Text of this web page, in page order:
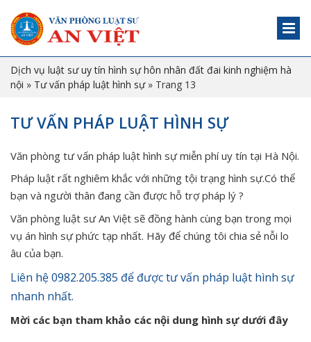
Dịch vụ luật sư uy tín hình sự hôn nhân đất đai kinh nghiệm hà
nội » Tư vấn pháp luật hình sự» Trang 13
TƯ VẤN PHÁP LUẬT HÌNH SỰ
Văn phòng tư vấn pháp luật hình sự miễn phí uy tín tại Hà Nội.
Pháp luật rất nghiêm khắc với những tội trạng hình sự.Có thể
bạn và người thân đang cần được hỗ trợ pháp lý ?
Văn phòng luật sư An Việt sẽ đồng hành cùng bạn trong mọi
vụ án hình sự phức tạp nhất. Hãy để chúng tôi chia sẻ nỗi lo
âu của bạn.
Liên hệ 0982.205.385 để được tư vấn pháp luật hình sự
nhanh nhất.
Mời các bạn tham khảo các nội dung hình sự dưới đây